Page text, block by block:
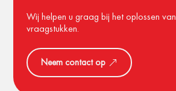
Wij helpen u graag bij het oplossen
vraagstukken.
Neem contact op